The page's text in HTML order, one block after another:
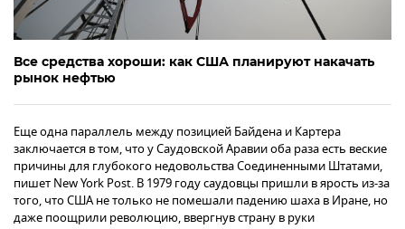
Все средства хороши: как США планируют накачать
рынок нефтью
Еще одна параллель между позицией Байдена и Картера
заключается в том, что у Саудовской Аравии оба раза есть веские
причины для глубокого недовольства Соединенными Штатами,
пишет New York Post. В 1979 году саудовцы пришли в ярость из-за
того, что США не только не помешали падению шаха в Иране, но
даже поощрили революцию, ввергнув страну в руки